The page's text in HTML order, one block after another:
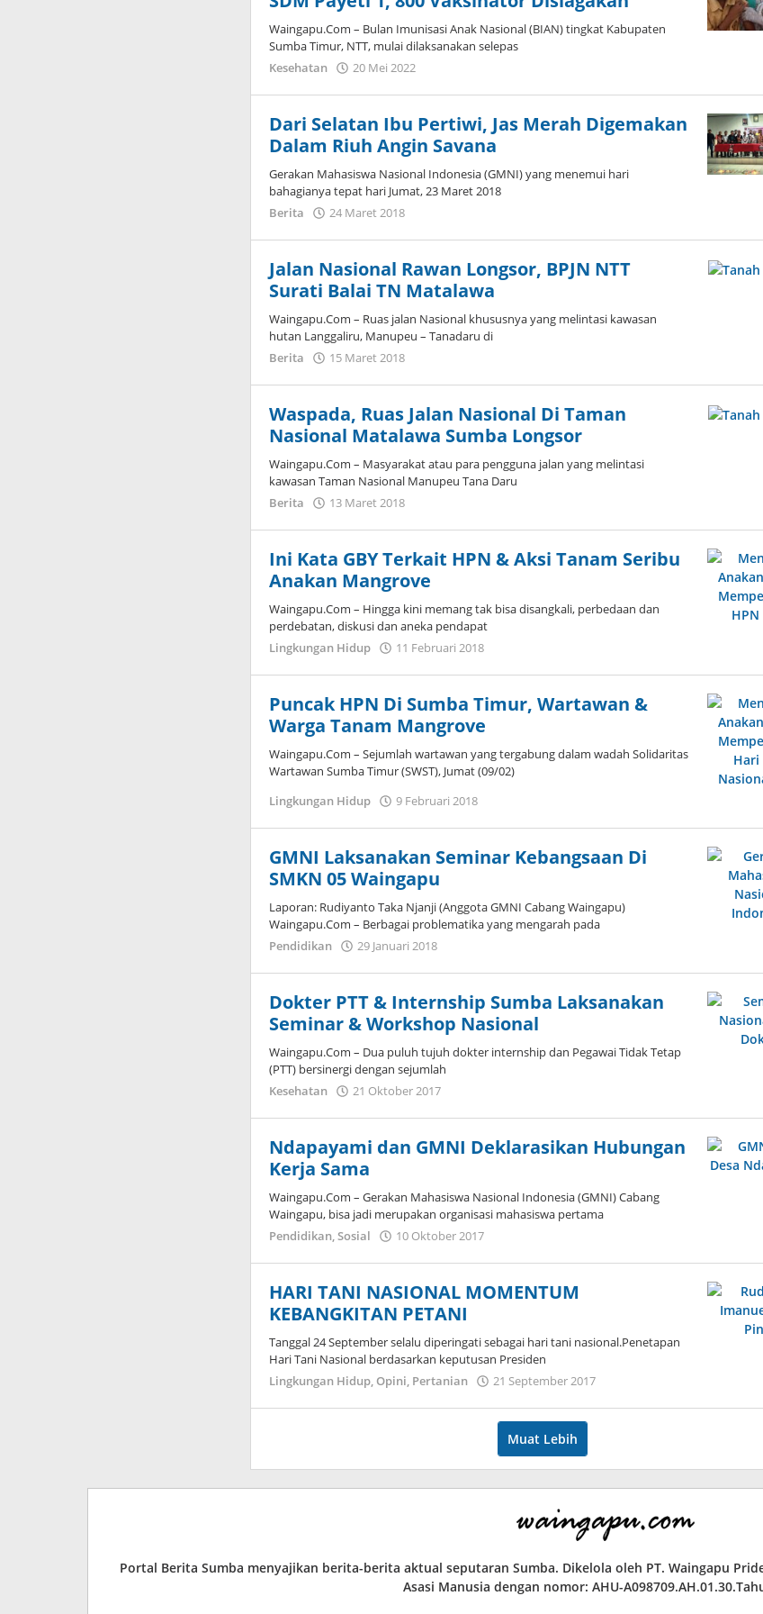
Waingapu.Com – Bulan Imunisasi Anak Nasional (BIAN) tingkat Kabupaten
Sumba Timur, NTT, mulai dilaksanakan selepas
Kesehatan
20 Mei 2022
Dari Selatan Ibu Pertiwi, Jas Merah Digemakan
Dalam Riuh Angin Savana
Gerakan Mahasiswa Nasional Indonesia (GMNI) yang menemui hari
bahagianya tepat hari Jumat, 23 Maret 2018
Berita
24 Maret 2018
Jalan Nasional Rawan Longsor, BPJN NTT
Surati Balai TN Matalawa
Waingapu.Com – Ruas jalan Nasional khususnya yang melintasi kawasan
hutan Langgaliru, Manupeu – Tanadaru di
Berita
15 Maret 2018
Waspada, Ruas Jalan Nasional Di Taman
Nasional Matalawa Sumba Longsor
Waingapu.Com – Masyarakat atau para pengguna jalan yang melintasi
kawasan Taman Nasional Manupeu Tana Daru
Berita
13 Maret 2018
Ini Kata GBY Terkait HPN & Aksi Tanam Seribu
Anakan Mangrove
Waingapu.Com – Hingga kini memang tak bisa disangkali, perbedaan dan
perdebatan, diskusi dan aneka pendapat
Lingkungan Hidup
11 Februari 2018
Puncak HPN Di Sumba Timur, Wartawan &
Warga Tanam Mangrove
Waingapu.Com – Sejumlah wartawan yang tergabung dalam wadah Solidaritas
Wartawan Sumba Timur (SWST), Jumat (09/02)
Lingkungan Hidup
9 Februari 2018
GMNI Laksanakan Seminar Kebangsaan Di
SMKN 05 Waingapu
Laporan: Rudiyanto Taka Njanji (Anggota GMNI Cabang Waingapu)
Waingapu.Com – Berbagai problematika yang mengarah pada
Pendidikan
29 Januari 2018
Dokter PTT & Internship Sumba Laksanakan
Seminar & Workshop Nasional
Waingapu.Com – Dua puluh tujuh dokter internship dan Pegawai Tidak Tetap
(PTT) bersinergi dengan sejumlah
Kesehatan
21 Oktober 2017
Ndapayami dan GMNI Deklarasikan Hubungan
Kerja Sama
Waingapu.Com – Gerakan Mahasiswa Nasional Indonesia (GMNI) Cabang
Waingapu, bisa jadi merupakan organisasi mahasiswa pertama
Pendidikan,Sosial 10 Oktober 2017
HARI TANI NASIONAL MOMENTUM
KEBANGKITAN PETANI
Tanggal 24 September selalu diperingati sebagai hari tani nasional.Penetapan
Hari Tani Nasional berdasarkan keputusan Presiden
Lingkungan Hidup, Opini, Pertanian 21 September 2017
Muat Lebih
Portal Berita Sumba menyajikan berita-berita aktual seputaran Sumba. Dikelola oleh PT. Waingapu
Asasi Manusia dengan nomor: AHU-